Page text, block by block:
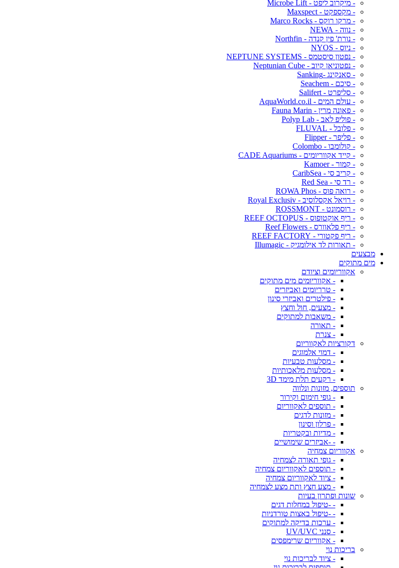
- מיקרוב ליפט - Microbe Lift
- מקספקט - Maxspect
- מרקו רוקס - Marco Rocks
- נווה - NEWA
- נורת' פין קנדה - Northfin
- ניוס - NYOS
- נפטון סיסטמס - NEPTUNE SYSTEMS
- נפטוניאן קיוב - Neptunian Cube
- סאנקינג -Sanking
- סיכם - Seachem
- סליפרט - Salifert
- עולם המים - AquaWorld.co.il
- פאונה מרין - Fauna Marin
- פוליפ לאב - Polyp Lab
- פלובל - FLUVAL
- פליפר - Flipper
- קולומבו - Colombo
- קייד אקווריומים - CADE Aquariums
- קמור - Kamoer
- קריב סי - CaribSea
- רד סי - Red Sea
- רואה פוס - ROWA Phos
- רויאל אקסלוסיב - Royal Exclusiv
- רוסמונט - ROSSMONT
- ריף אוקטופוס - REEF OCTOPUS
- ריף פלאוורס - Reef Flowers
- ריף פקטורי - REEF FACTORY
- תאורות לד אילומגיק - Illumagic
מבצעים
מים מתוקים
אקווריומים וציודם
- אקווריומים מים מתוקים
- טרריומים ואביזרים
- פילטרים ואביזרי סינון
- מצעים, חול וחצץ
- משאבות למתוקים
- תאורה
- צנרת
דקורציות לאקווריום
- דמוי אלמוגים
- מסלעות טבעיות
- מסלעות מלאכותיות
- רקעים תלת מימד 3D
תוספים, מזונות ונלווה
- גופי חימום וקירור
- תוספים לאקווריום
- מזונות לדגים
- פרלון וסינון
- מדיות ובקטריות
- -אביזרים שימושיים
אקווריום צמחיה
- גופי תאורה לצמחיה
- תוספים לאקווריום צמחיה
- ציוד לאקווריום צמחיה
- מצע חצץ ותת מצע לצמחיה
שונות ופתרון בעיות
- -טיפול במחלות דגים
- -טיפול באצות טורדניות
- ערכות בדיקה למתוקים
- סנני UV/UVC
- אקווריום שרימפסים
בריכות נוי
- ציוד לבריכות נוי